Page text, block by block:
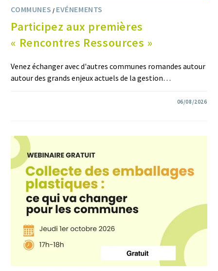
COMMUNES / EVÉNEMENTS
Participez aux premières
« Rencontres Ressources »
Venez échanger avec d'autres communes romandes autour
autour des grands enjeux actuels de la gestion…
06/08/2026